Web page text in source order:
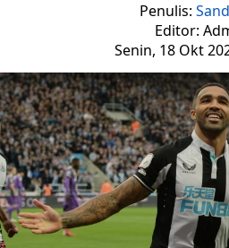
Penulis:
Editor:
Senin, 18 Okt